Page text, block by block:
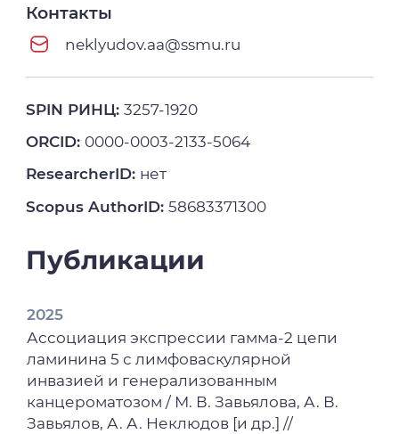
Контакты
neklyudov.aa@ssmu.ru
SPIN РИНЦ:3257-1920
ORCID: 0000-0003-2133-5064
ResearcherID: нет
Scopus AuthorID:58683371300
Публикации
2025
Ассоциация экспрессии гамма-2 цепи
ламинина 5 с лимфоваскулярной
инвазией и генерализованным
канцероматозом / М. В. Завьялова, А. В.
Завьялов, А. А. Неклюдов [и др.] //